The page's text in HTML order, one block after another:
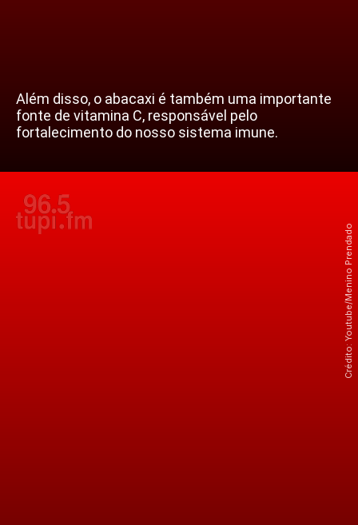
Além disso, o abacaxi é também uma importante
fonte de vitamina C, responsável pelo
fortalecimento do nosso sistema imune.
Crédito: Youtube/Menino Prendado